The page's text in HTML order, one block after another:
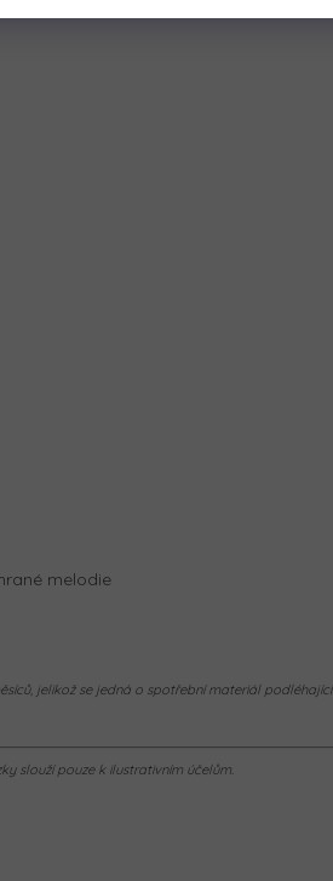
melodie
jelikož se jedná o spotřební materiál podléhající
slouží pouze k ilustrativním účelům.